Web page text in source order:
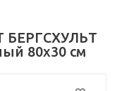
БЕРГСХУЛЬТ
80x30 см